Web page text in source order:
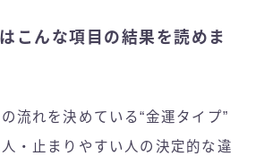
こんな項目の結果を読めま
流れを決めている“金運タイプ”
・止まりやすい人の決定的な違